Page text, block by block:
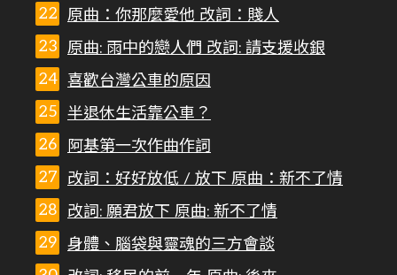
原曲：你那麼愛他 改詞：賤人
原曲: 雨中的戀人們 改詞: 請支援收銀
喜歡台灣公車的原因
半退休生活靠公車？
阿基第一次作曲作詞
改詞：好好放低 / 放下 原曲：新不了情
改詞: 願君放下 原曲: 新不了情
身體、腦袋與靈魂的三方會談